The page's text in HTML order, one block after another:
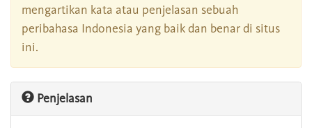
mengartikan kata atau penjelasan sebuah
peribahasa Indonesia yang baik dan benar di situs
ini.
Penjelasan